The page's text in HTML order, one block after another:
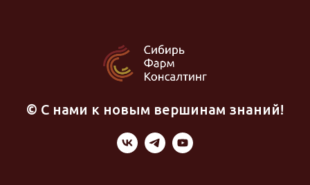
© С нами к новым вершинам знаний!